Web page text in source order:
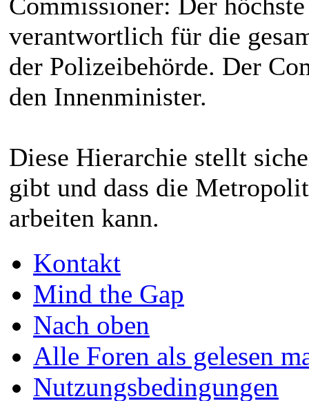
Commissioner: Der
verantwortlich für die
der Polizeibehörde. Der
den Innenminister.
Diese Hierarchie stellt
gibt und dass die
arbeiten kann.
Kontakt
Mind the Gap
Nach oben
Alle Foren als gelesen
Nutzungsbedingungen